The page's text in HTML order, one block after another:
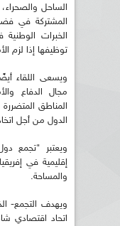
الساحل
المشتركة في
الخبرات الوطنية
توظيفها إذا لزم
ويسعى اللقاء
مجال الدفاع
المناطق
الدول من أجل
ويعتبر "تجمع
إقليمية في
والمساحة.
اتحاد اقتصادي